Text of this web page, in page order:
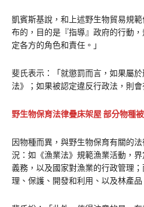
凱賓斯基說，和上述野生物貿易規
布的，目的是『指導』政府的行動
定各方的角色和責任。」
斐氏表示：「就懲罰而言，如果屬
法》；如果被認定違反行政法，則會
野生物保育法律疊床架屋 部分物種
因物種而異，與野生物保育有關的
況：如《漁業法》規範漁業活動，
義務，以及國家對漁業的行政管理
理、保護、開發和利用、以及林產品